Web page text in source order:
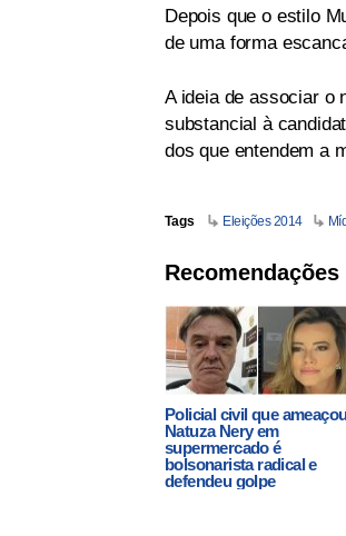
Depois que o estilo
de uma forma
A ideia de associar o
substancial à
dos que entendem a
Tags Eleições 2014
Recomendações
Policial civil que
Natuza Nery em
supermercado é
bolsonarista radical e
defendeu golpe